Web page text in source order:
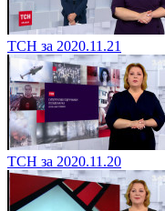
ТСН за 2020.11.21
ТСН за 2020.11.20